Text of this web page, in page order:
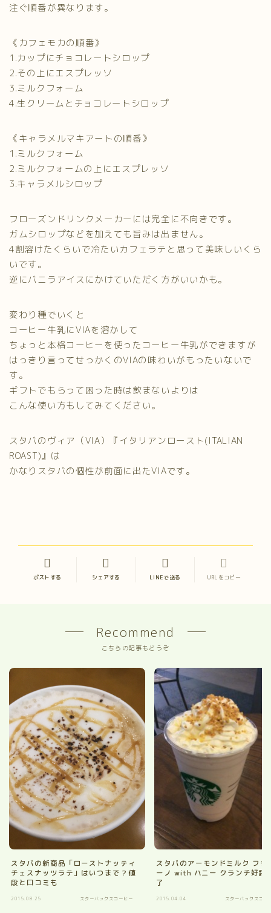
注ぐ順番が異なります。
《カフェモカの順番》
1.カップにチョコレートシロップ
2.その上にエスプレッソ
3.ミルクフォーム
4.生クリームとチョコレートシロップ
《キャラメルマキアートの順番》
1.ミルクフォーム
2.ミルクフォームの上にエスプレッソ
3.キャラメルシロップ
フローズンドリンクメーカーには完全に不向きです。
ガムシロップなどを加えても旨みは出ません。
4割溶けたくらいで冷たいカフェラテと思って美味しいくら
いです。
逆にバニラアイスにかけていただく方がいいかも。
変わり種でいくと
コーヒー牛乳にVIAを溶かして
ちょっと本格コーヒーを使ったコーヒー牛乳ができますが
はっきり言ってせっかくのVIAの味わいがもったいないで
す。
ギフトでもらって困った時は飲まないよりは
こんな使い方もしてみてください。
スタバのヴィア（VIA）『イタリアンロースト(ITALIAN
ROAST)』は
かなりスタバの個性が前面に出たVIAです。
ポストする シェアする LINEで送る URLをコピー
Recommend
こちらの記事もどうぞ
スタバの新商品「ローストナッティ
チェスナッツラテ」はいつまで？値
段と口コミも
2015.08.25 スターバックスコーヒー
スタバのアーモンドミルク フラ
ーノ with ハニー クランチ好評
了
2015.04.04 スターバックスコー